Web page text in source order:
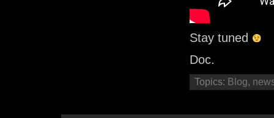
Stay tuned
Doc.
Topics: Blog,